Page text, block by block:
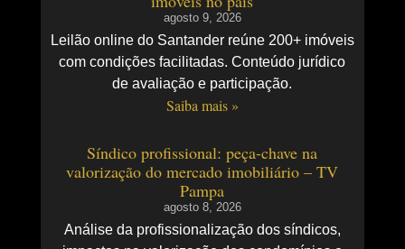
agosto 9, 2026
Leilão online do Santander reúne 200+ imóveis
com condições facilitadas. Conteúdo jurídico
de avaliação e participação.
Saiba mais »
Síndico profissional: peça-chave na
valorização do mercado imobiliário – TV
Pampa
agosto 8, 2026
Análise da profissionalização dos síndicos,